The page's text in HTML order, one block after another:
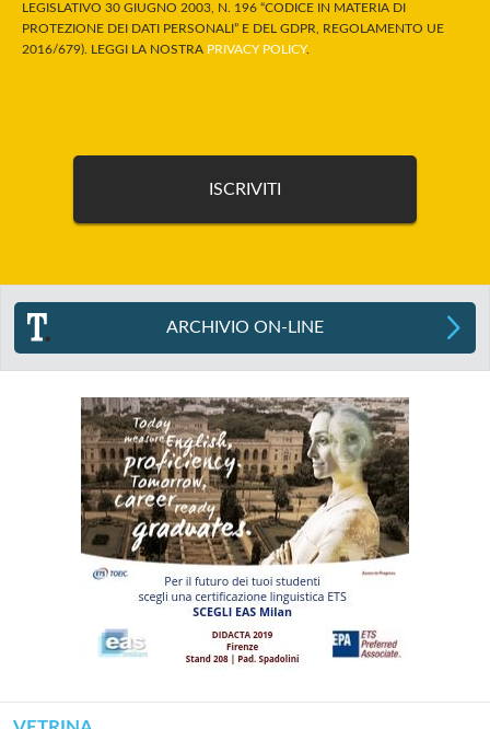
LEGISLATIVO 30 GIUGNO 2003, N. 196 “CODICE IN MATERIA DI
PROTEZIONE DEI DATI PERSONALI” E DEL GDPR, REGOLAMENTO UE
2016/679). LEGGI LA NOSTRA PRIVACY POLICY.
ARCHIVIO ON-LINE